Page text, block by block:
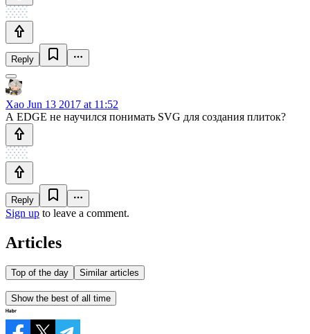
Reply
Xao Jun 13 2017 at 11:52
А EDGE не научился понимать SVG для создания плиток?
Reply
Sign up to leave a comment.
Articles
Top of the day Similar articles
Show the best of all time